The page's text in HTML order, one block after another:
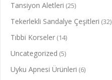
Tansiyon Aletleri (25)
Tekerlekli Sandalye Çeşitleri (32)
Tıbbi Korseler (14)
Uncategorized (5)
Uyku Apnesi Ürünleri (6)